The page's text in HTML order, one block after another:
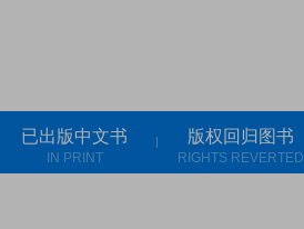
已出版中文书
IN PRINT
版权回归图书
RIGHTS REVERTED